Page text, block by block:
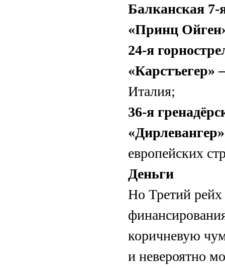
Балканская 7-
«Принц
24-я
«Карстъегер»
Италия;
36-я
«Дирлевангер»
европейских
Деньги
Но Третий рейх
коричневую
и невероятно